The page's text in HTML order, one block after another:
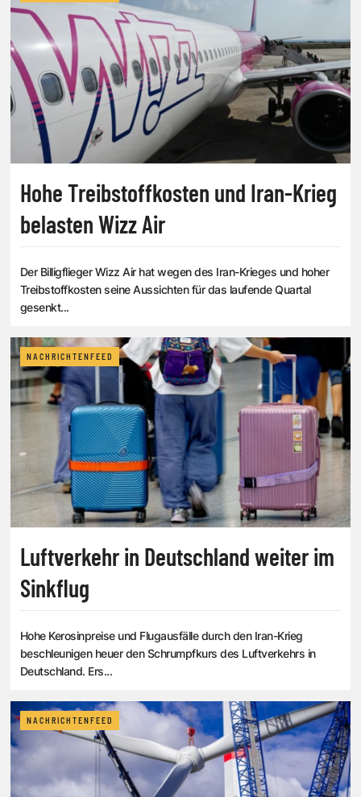
Hohe Treibstoffkosten und Iran-Krieg
belasten Wizz Air
Der Billigflieger Wizz Air hat wegen des Iran-Krieges und hoher
Treibstoffkosten seine Aussichten für das laufende Quartal
gesenkt...
NACHRICHTENFEED
Luftverkehr in Deutschland weiter im
Sinkflug
Hohe Kerosinpreise und Flugausfälle durch den Iran-Krieg
beschleunigen heuer den Schrumpfkurs des Luftverkehrs in
Deutschland. Ers...
NACHRICHTENFEED